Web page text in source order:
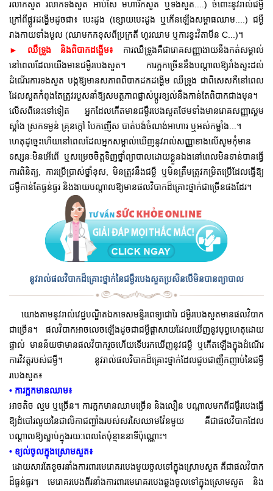
រលាកសួត រលាកទងសួត អាប់សែ មហារីកសួត ឬទងសួត....) ចំពោះនូវរាល់ជម្ងឺ
ក្រៅពីផ្លូវដង្ហើមដូចជា៖ បេះដូង (ខ្សោយបេះដូង ឬកើនឡើងសម្ពាធឈាម....) ជម្ងឺ
រាងកាយទាំងមូល (ឈាមកកខុសពីប្រក្រតី ហូរឈាម ឬការខ្វះវិតាមីន C...)។
► ឈឺទ្រូង និងពិបាកដង្ហើម៖ ការឈឺទ្រូងគឺជារោគសញ្ញាងាយនឹងកត់សម្គាល់
នៅពេលដែលយើងមានជម្ងឺរបេងសួត។ ការក្អកច្រើននឹងបណ្តាលឱ្យរាំងស្ទះដល់
ដំណើរការទងសួត បង្កឱ្យមានសភាពពិបាកដកដង្ហើម ឈឺទ្រូង ជាពិសេសគឺនៅពេល
ដែលសួតកំពុងតែត្រូវរបួសនាំឱ្យសមត្ថភាពផ្លាស់ប្តូរខ្យល់នឹងកាន់តែពិបាកជាងមុន។
លើសពីនេះទៅទៀត អ្នកដែលកើតមានជម្ងឺរបេងសួតថែមទាំងមានរោគសញ្ញាស្គម
ស្គាំង ស្រកទម្ងន់ គ្រុនក្តៅ បែកញើស បាត់បង់ចំណង់អាហារ ឬអស់កម្លាំង...។
ហេតុដូច្នេះហើយនៅពេលដែលអ្នកសម្គាល់ឃើញនូវរាល់សញ្ញាខាងលើសូមកុំមាន
ទស្សនៈមិនអើពើ ឬសម្រេចចិត្តទិញថ្នាំព្យាបាលដោយខ្លួនឯងនៅពេលមិនទាន់បានធ្វើ
ការពិនិត្យ, ការប្រើប្រាស់ថ្នាំខុស, មិនត្រូវនឹងជម្ងឺ ឬមិនត្រឹមត្រូវកម្រិតប្រើដែលធ្វើឱ្យ
ជម្ងឺកាន់តែធ្ងន់ធ្ងរ និងងាយបណ្តាលឱ្យមានផលវិបាកដ៏គ្រោះថ្នាក់ជាច្រើនផងដែរ។
នូវរាល់ផលវិបាកដ៏គ្រោះថ្នាក់នៃជម្ងឺរបេងសួតប្រសិនបើមិនបានព្យាបាល
យោងតាមនូវរាល់វេជ្ជបណ្ឌិតឯកទេសមន្ទីរពេទ្យជោរៃ ជម្ងឺរបេងសួតមានផលវិបាក
ជាច្រើន។ ផលវិបាកអាចលេចឡើងដូចជាជម្ងឺផ្តាសាយដែលឃើញនូវបុព្វហេតុដោយ
ផ្ទាល់ មានន័យថាមានផលវិបាករួចហើយទើបរកឃើញនូវជម្ងឺ ឬកើតឡើងក្នុងដំណើរ
ការវិវត្តរបស់ជម្ងឺ។ នូវរាល់ផលវិបាកដ៏គ្រោះថ្នាក់ដែលជួបជាញឹកញាប់នៃជម្ងឺ
របេងសួត៖
• ការក្អកមានឈាម៖
អាចតិច ល្មម ឬច្រើន។ ការក្អកមានឈាមច្រើន និងលឿន បណ្តាលមកពីជម្ងឺរបេងធ្វើ
ឱ្យដំបៅរលួយនៃជាលិកាជញ្ជាំងរបស់សរសៃឈាមវ៉ែនមួយ គឺជាផលវិបាកដែល
បណ្តាលឱ្យស្លាប់ក្នុងរយៈពេលតែប៉ុន្មាននាទីប៉ុណ្ណោះ។
• ខ្យល់ចូលក្នុងស្រោមសួត៖
ដោយសារតែខូចរនាំងការពារមេរោគរបេងមួយចូលទៅក្នុងស្រោមសួត គឺជាផលវិបាក
ដ៏ធ្ងន់ធ្ងរ។ មេរោគរបេងពីរនាំងការពារមេរោគរបេងឆ្លងចូលទៅក្នុងស្រោមសួត និង